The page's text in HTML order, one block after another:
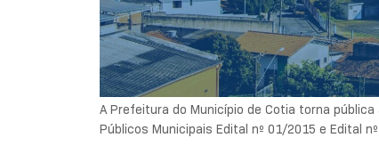
A Prefeitura do Município de Cotia torna
Públicos Municipais Edital nº 01/2015 e Edital